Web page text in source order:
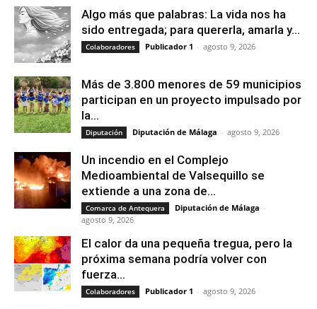
Algo más que palabras: La vida nos ha
sido entregada; para quererla, amarla y...
Colaboradores Publicador 1 - agosto 9, 2026
Más de 3.800 menores de 59 municipios
participan en un proyecto impulsado por
la...
Diputación Diputación de Málaga - agosto 9, 2026
Un incendio en el Complejo
Medioambiental de Valsequillo se
extiende a una zona de...
Comarca de Antequera Diputación de Málaga -
agosto 9, 2026
El calor da una pequeña tregua, pero la
próxima semana podría volver con
fuerza...
Colaboradores Publicador 1 - agosto 9, 2026